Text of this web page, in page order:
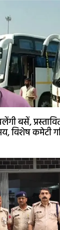
बसें,
विशेष कमेटी